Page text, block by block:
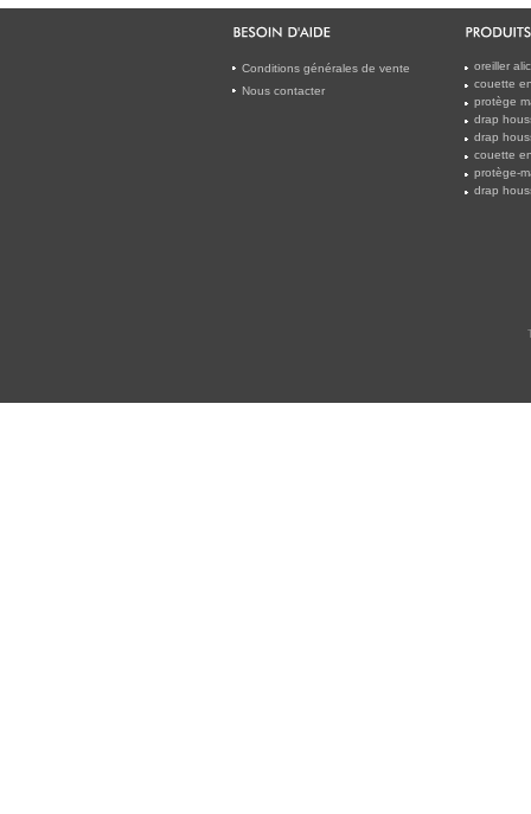
Conditions générales de vente
Nous contacter
oreiller
couette
protège
drap
drap
couette
protège-
drap